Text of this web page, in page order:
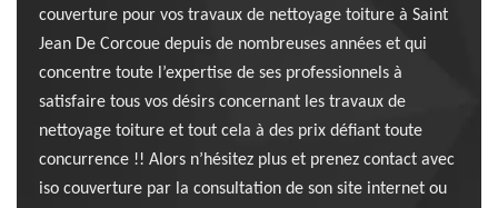
couverture pour vos travaux de nettoyage toiture à Saint
Jean De Corcoue depuis de nombreuses années et qui
concentre toute l’expertise de ses professionnels à
satisfaire tous vos désirs concernant les travaux de
nettoyage toiture et tout cela à des prix défiant toute
concurrence !! Alors n’hésitez plus et prenez contact avec
iso couverture par la consultation de son site internet ou